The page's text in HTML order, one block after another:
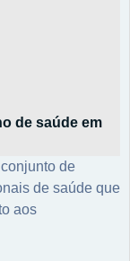
de saúde em
de
de saúde que
aos